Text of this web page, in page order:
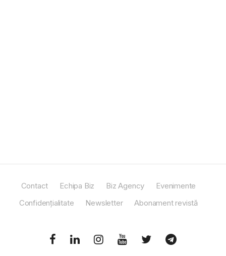
Contact Echipa Biz Biz Agency
Evenimente
Confidențialitate
Newsletter Abonament revistă